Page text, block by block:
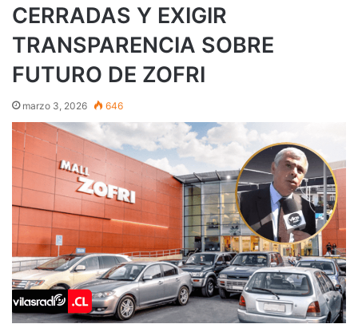
CERRADAS Y EXIGIR
TRANSPARENCIA SOBRE
FUTURO DE ZOFRI
marzo 3, 2026 646